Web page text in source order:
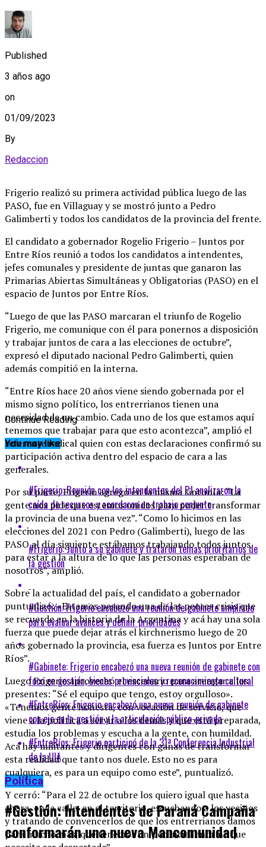
Published
3 años ago
on
01/09/2023
By
Redaccion
Frigerio realizó su primera actividad pública luego de las
PASO, fue en Villaguay y se mostró junto a Pedro
Galimberti y todos los candidatos de la provincia del frente.
El candidato a gobernador Rogelio Frigerio – Juntos por
Entre Ríos reunió a todos los candidatos a intendentes,
jefes comunales y presidente de juntas que ganaron las
Primarias Abiertas Simultáneas y Obligatorias (PASO) en el
espacio de Juntos por Entre Ríos.
“Luego de que las PASO marcaran el triunfo de Rogelio
Frigerio, me comunique con él para ponernos a disposición
y trabajar juntos de cara a las elecciones de octubre”,
expresó el diputado nacional Pedro Galimberti, quien
además compitió en la interna.
“Entre Ríos hace 20 años viene siendo gobernada por el
mismo signo político, los entrerrianos tienen una
necesidad de un cambio. Cada uno de los que estamos aquí
tenemos que trabajar para que esto acontezca”, amplió el
referente radical quien con estas declaraciones confirmó su
participación activa dentro del espacio de cara a las
generales.
Por su parte, Frigerio agregó en la misma sintonía: “La
gente nos pide que estemos unidos para poder transformar
la provincia de una buena vez”. “Como lo hicimos en las
elecciones del 2021 con Pedro (Galimberti), luego de las
PASO al día siguiente estábamos trabajando todos juntos
para estar a la altura de lo que las personas esperaban de
nosotros”, amplió.
Sobre la actualidad del país, el candidato a gobernador
puntualizó: «Estamos pasando una de las peores crisis que
se recuerde en la historia de la Argentina y acá hay una sola
fuerza que puede dejar atrás el kirchnerismo luego de 20
años gobernado la provincia, esa fuerza es Juntos por Entre
Ríos”.
Luego Frigerio aprovechó el escenario para arengar a los
presentes: “Sé el equipo que tengo, estoy orgulloso».
«Tenemos gente honesta, con vocación de servicio, que
viene a la política a servir a los demás y que está preparada,
estudia los problemas y escucha a la gente, con humildad.
Acá hay militantes y dirigentes con ganas de transformar
esta realidad que tanto nos duele. Esto no es para
cualquiera, es para un equipo como este”, puntualizó.
Y cerró: “Para el 22 de octubre los quiero igual que hasta
ahora, en la calle, en el territorio, escuchando a los vecinos
y tratando de convencerlos de que los entrerrianos damos
para mucho más, que tenemos un potencial enorme que
Continue Reading
You may like
#Frigerio: Reunión con los intendentes del PJ analizaron la
caída de recursos y acordaron un trabajo conjunto
#Frigerio: Junto a su gabinete y trataron temas prioritarios de
la gestión
#Gestión: Frigerio encabezó una reunión de gabinete ampliado
para evaluar avances y definir prioridades
#Gabinete: Frigerio encabezó una nueva reunión de gabinete con
foco en gestión, bienes provinciales y reconocimiento cultural
#EntreRíos: Frigerio encabezó una nueva reunión de gabinete
con eje en la gestión y la articulación público-privada
#EntreRíos: Frigerio participó de la 31ª Conferencia Industrial
de la UIA
Política
#Gestión: Intendentes de Paraná Campaña
conformarán una nueva Mancomunidad